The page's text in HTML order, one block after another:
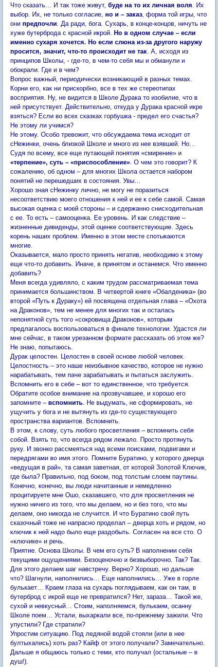
Что сказать… И так тоже живут, буде на то их личная воля . Их
выбор. Их, не только согласие, но и – заказ , форма той игры, что
они предпочли . Да ради, бога. Сухарь, в конце-концов, ничуть не
хуже бутерброда с красной икрой.
Но в одном случае – если
именно сухаря хочется. Но если слюна из-за другого наружу
просится, значит, что-то происходит не так . А, исходя из
принципов Школы, - где-то, в чем-то себя мы и обманули и
обокрали. Где и в чем?
Вопрос важный, периодически возникающий в разных темах.
Корни его, как ни прискорбно, все в тех же стереотипах
восприятия. Ну, не видится в Школе Дурака то изобилие, что в
ней присутствует. Действительно, откуда у Дурака красной икре
взяться? Если во всех сказках горбушка - предел его счастья?
Не этому ли учимся?
Не этому. Особо тревожит, что обсуждаема тема исходит от
сНежинки, очень близкой Школе и много из нее взявшей. Но…
Судя по всему, все еще путающей понятия «смирение» и
«терпение», суть – «приспособление» . О чем это говорит? К
сожалению, об одном – для многих Школа остается набором
понятий не перешедших в состояния. Увы…
Хорошо зная сНежинку лично, не могу не поразиться
несоответствию моего отношения к ней и ее к себе самой. Самая
высокая оценка с моей стороны – и сдержанно снисходительная
с ее. То есть – самооценка. Ее уровень. И как следствие –
жизненные дивиденды, этой оценке соответствующие. Здесь
корень наших проблем. Именно в этом месте спотыкаются
многие.
Оказывается, мало просто принять негатив, необходимо к этому
еще что-то добавить. Иначе, в принятом и останемся. Что именно
добавить?
Меня всегда удивляло, с каким трудом рассматриваемая тема
принимается большинством. В четвертой книге «Обалденика» (во
второй «Путь к Дураку») ей посвящена отдельная глава – «Охота
на Драконов», тем не менее для многих так и осталась
непонятной суть того «сокровища Драконов», которым
предлагалось воспользоваться в финале технологии. Удастся ли
мне сейчас, в таком урезанном формате рассказать об этом же?
Не знаю, попытаюсь.
Дурак целостен. Целостен в своей основе любой человек.
Целостность – это наше неизбывное качество, которое не нужно
нарабатывать, тем паче зарабатывать и пытаться заслужить.
Вспомнить его в себе – вот то единственное, что требуется.
Обратите особое внимание на прозвучавшее, и хорошо его
запомните – вспомнить . Не выдумать, не сформировать, не
ущучить у бога и не вытянуть из где-то существующего
пространства вариантов. Вспомнить.
В этом, к слову, суть любого просветления – вспомнить себя
собой. Взять то, что всегда рядом лежало. Просто протянуть
руку. И звонко рассмеяться над всеми поисками, подвигами и
передрягами во имя этого. Помните Буратино, у которого дверца
«ведущая в рай», та самая заветная, от которой Золотой Ключик,
где была? Правильно, под боком, под толстым слоем паутины.
Конечно, конечно, вы люди начитанные и немедленно
процитируете мне Ошо, сказавшего, что для просветления не
нужно ничего из того, что мы делаем, но и без того, что мы
делаем, оно никогда не случится. И что Буратино свой путь
сказочный тоже не напрасно проделал – дверца хоть и рядом, но
ключик к ней надо было еще раздобыть. Согласен на все сто. О
«ключике» и речь.
Приятие. Основа Школы. В чем его суть? В наполнении себя
текущими ощущениями. Безоценочно и безвыборочно. Так? Так.
Для этого делаем шаг навстречу. Верно? Хорошо, но дальше
что? Шагнули, наполнились… Еще наполнились… Уже в горле
булькает… Краем глаза на сухарь поглядываем, как он там, в
бутерброд с икрой еще не превратился? Нет, зараза… Такой же,
сухой и невкусный… Стоим, наполняемся, булькаем, осанну
Школе поем… Устали, выхаркали все, по-прежнему зажили. Что
упустили? Где стратили?
Упростим ситуацию. Под ледяной водой стояли (или в нее
бултыхались) хоть раз? Кайф от этого получали? Замечательно.
Дальше я общаюсь только с теми, кто получал (остальные – в
душ!).